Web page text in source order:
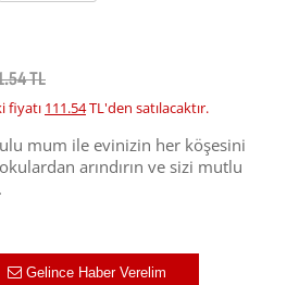
TL
fiyatı 111.54TL'den satılacaktır.
mum ile evinizin her köşesini
arındırın ve sizi mutlu
Gelince Haber Verelim